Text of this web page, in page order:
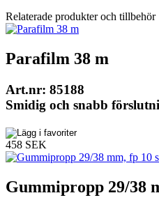
Relaterade produkter och tillbehör
Parafilm 38 m
Art.nr: 85188
Smidig och snabb
458 SEK
Gummipropp 29/38